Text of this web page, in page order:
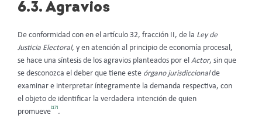
6.3. Agravios
De conformidad con en el artículo 32, fracción II, de la Ley de
Justicia Electoral, y en atención al principio de economía procesal,
se hace una síntesis de los agravios planteados por el Actor, sin que
se desconozca el deber que tiene este órgano jurisdiccionalde
examinar e interpretar íntegramente la demanda respectiva, con
el objeto de identificar la verdadera intención de quien
promueve
[17]
.